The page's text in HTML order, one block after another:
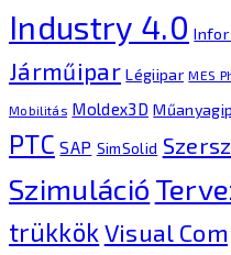
Industry 4.0 Infor
Járműipar Légiipar MES
Mobilitás Moldex3D
PTC SAP SimSolid
Szimuláció
trükkök Visual